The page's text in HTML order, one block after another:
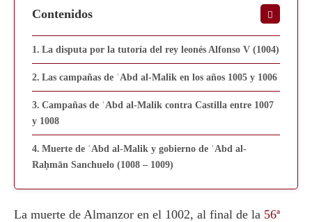
Contenidos
La disputa por la tutoría del rey leonés Alfonso V (1004)
Las campañas de ʿAbd al-Malik en los años 1005 y 1006
Campañas de ʿAbd al-Malik contra Castilla entre 1007
y 1008
Muerte de ʿAbd al-Malik y gobierno de ʿAbd al-
Raḥmān Sanchuelo (1008 – 1009)
La muerte de Almanzor en el 1002, al final de la 56ª